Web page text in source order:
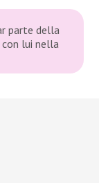
parte della
lui nella